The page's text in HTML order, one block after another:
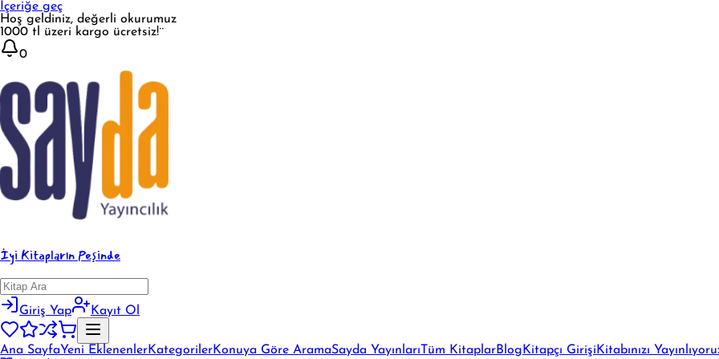
İçeriğe geç
Hoş geldiniz, değerli okurumuz
1000 tl üzeri kargo ücretsiz!¨
0
İyi Kitapların Peşinde
Giriş Yap Kayıt Ol
Ana SayfaYeni EklenenlerKategorilerKonuya Göre AramaSayda Yayınları Tüm KitaplarBlog Kitapçı Girişi Kitabınızı